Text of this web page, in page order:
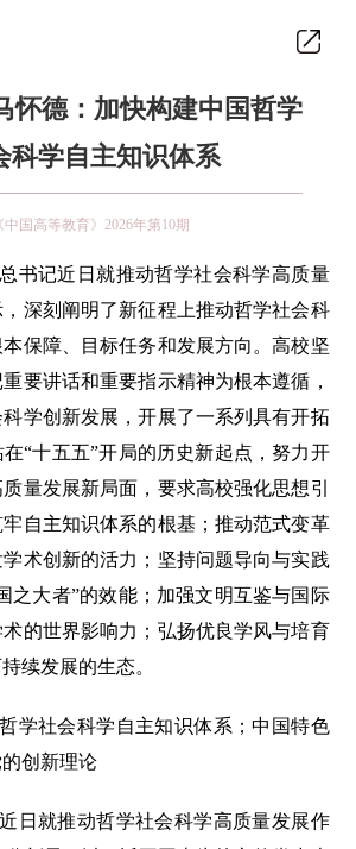
怀德：加快构建中国哲学
科学自主知识体系
《中国高等教育》2026年第10期
记近日就推动哲学社会科学高质量
深刻阐明了新征程上推动哲学社会科
保障、目标任务和发展方向。高校坚
要讲话和重要指示精神为根本遵循，
学创新发展，开展了一系列具有开拓
“十五五”开局的历史新起点，努力开
量发展新局面，要求高校强化思想引
自主知识体系的根基；推动范式变革
术创新的活力；坚持问题导向与实践
之大者”的效能；加强文明互鉴与国际
的世界影响力；弘扬优良学风与培育
续发展的生态。
学社会科学自主知识体系；中国特色
创新理论
日就推动哲学社会科学高质量发展作